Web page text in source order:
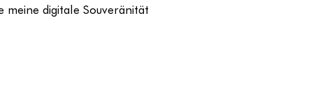
meine digitale Souveränität